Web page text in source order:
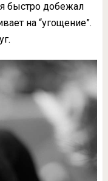
быстро добежал
на “угощение”.